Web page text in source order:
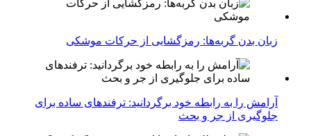
زبان بدن گربه‌ها: رمزگشایی از حرکات موشکی
آرامش را به رابطه خود برگردانید: ترفندهای ساده برای
جلوگیری از جر و بحث